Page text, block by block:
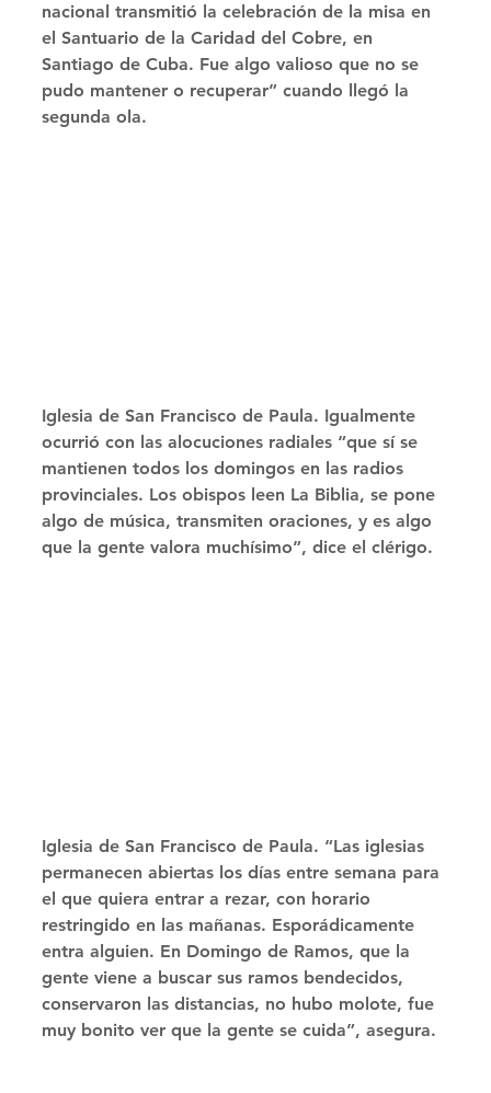
nacional transmitió la celebración de la misa en
el Santuario de la Caridad del Cobre, en
Santiago de Cuba. Fue algo valioso que no se
pudo mantener o recuperar” cuando llegó la
segunda ola.
Iglesia de San Francisco de Paula. Igualmente
ocurrió con las alocuciones radiales “que sí se
mantienen todos los domingos en las radios
provinciales. Los obispos leen La Biblia, se pone
algo de música, transmiten oraciones, y es algo
que la gente valora muchísimo”, dice el clérigo.
Iglesia de San Francisco de Paula. “Las iglesias
permanecen abiertas los días entre semana para
el que quiera entrar a rezar, con horario
restringido en las mañanas. Esporádicamente
entra alguien. En Domingo de Ramos, que la
gente viene a buscar sus ramos bendecidos,
conservaron las distancias, no hubo molote, fue
muy bonito ver que la gente se cuida”, asegura.